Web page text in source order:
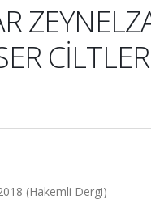
(Hakemli Dergi)